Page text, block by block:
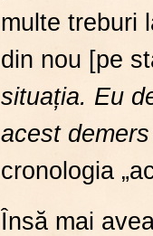
multe treburi
din nou [pe
situația. Eu
acest
cronologia
Însă mai